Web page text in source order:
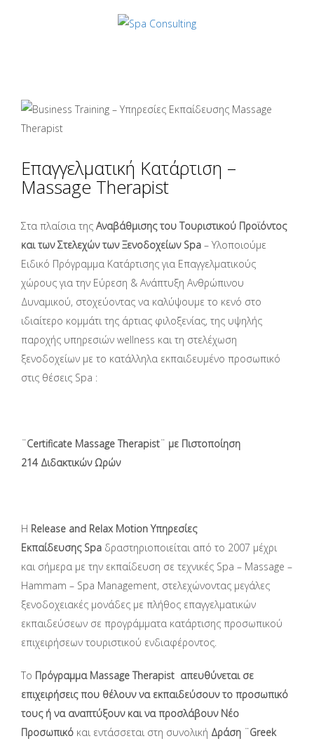
Επαγγελματική Κατάρτιση –
Massage Therapist
Στα πλαίσια της Αναβάθμισης του Τουριστικού Προϊόντος
και των Στελεχών των Ξενοδοχείων Spa – Υλοποιούμε
Ειδικό Πρόγραμμα Κατάρτισης για Επαγγελματικούς
χώρους για την Εύρεση & Ανάπτυξη Ανθρώπινου
Δυναμικού, στοχεύοντας να καλύψουμε το κενό στο
ιδιαίτερο κομμάτι της άρτιας φιλοξενίας, της υψηλής
παροχής υπηρεσιών wellness και τη στελέχωση
ξενοδοχείων με το κατάλληλα εκπαιδευμένο προσωπικό
στις θέσεις Spa :
¨Certificate Massage Therapist¨ με Πιστοποίηση
214Διδακτικών Ωρών
Η Release and Relax Motion Υπηρεσίες
Εκπαίδευσης Spa δραστηριοποιείται από το 2007 μέχρι
και σήμερα με την εκπαίδευση σε τεχνικές Spa – Massage –
Hammam – Spa Management, στελεχώνοντας μεγάλες
ξενοδοχειακές μονάδες με πλήθος επαγγελματικών
εκπαιδεύσεων σε προγράμματα κατάρτισης προσωπικού
επιχειρήσεων τουριστικού ενδιαφέροντος.
Το Πρόγραμμα Massage Therapist απευθύνεται σε
επιχειρήσεις που θέλουν να εκπαιδεύσουν το προσωπικό
τους ή να αναπτύξουν και να προσλάβουν Νέο
Προσωπικό και εντάσσεται στη συνολική Δράση ¨Greek